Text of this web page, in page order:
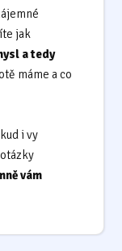
jak
a tedy
máme a co
i vy
vám